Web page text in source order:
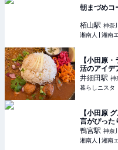
朝まづめコ
栢山駅 神奈
【小田原
活のアイデ
井細田駅 神
暮らしニスタ
【小田原
言がぴった
鴨宮駅 神奈